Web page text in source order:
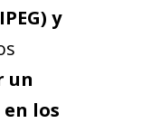
y
un
los